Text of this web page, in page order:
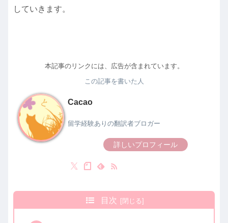
していきます。
本記事のリンクには、広告が含まれています。
この記事を書いた人
Cacao
留学経験ありの翻訳者ブロガー
詳しいプロフィール
目次